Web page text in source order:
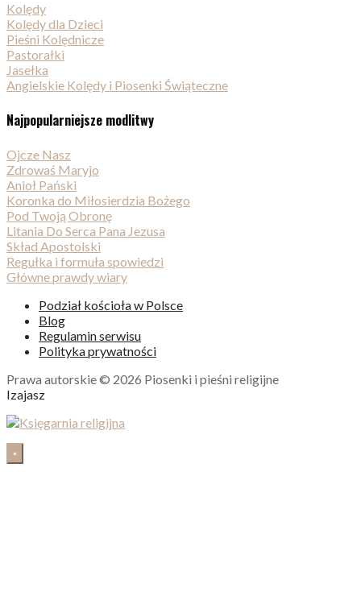
Kolędy
Kolędy dla Dzieci
Pieśni Kolędnicze
Pastorałki
Jasełka
Angielskie Kolędy i Piosenki Świąteczne
Najpopularniejsze modlitwy
Ojcze Nasz
Zdrowaś Maryjo
Anioł Pański
Koronka do Miłosierdzia Bożego
Pod Twoją Obronę
Litania Do Serca Pana Jezusa
Skład Apostolski
Regułka i formuła spowiedzi
Główne prawdy wiary
Podział kościoła w Polsce
Blog
Regulamin serwisu
Polityka prywatności
Prawa autorskie © 2026 Piosenki i pieśni religijne
Izajasz
×